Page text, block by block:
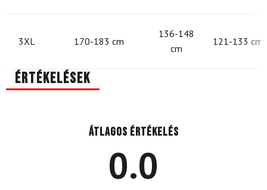
3XL 170-183 cm
136-148
cm
121-133 cm
Értékelések
Átlagos értékelés
0.0